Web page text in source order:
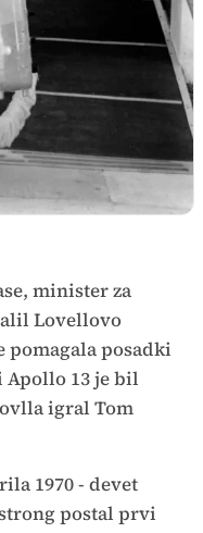
minister za
Lovellovo
posadki
13 je bil
igral Tom
1970 - devet
postal prvi